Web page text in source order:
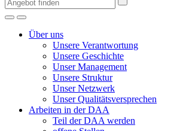
Über uns
Unsere Verantwortung
Unsere Geschichte
Unser Management
Unsere Struktur
Unser Netzwerk
Unser Qualitätsversprechen
Arbeiten in der DAA
Teil der DAA werden